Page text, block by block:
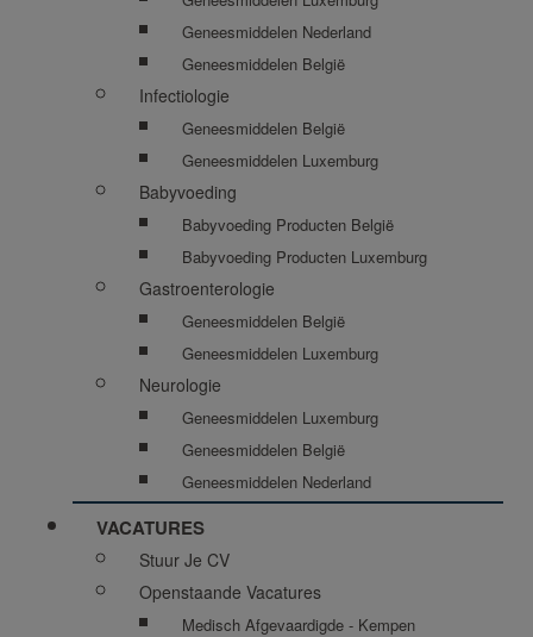
Geneesmiddelen Nederland
Geneesmiddelen België
Infectiologie
Geneesmiddelen België
Geneesmiddelen Luxemburg
Babyvoeding
Babyvoeding Producten België
Babyvoeding Producten Luxemburg
Gastroenterologie
Geneesmiddelen België
Geneesmiddelen Luxemburg
Neurologie
Geneesmiddelen Luxemburg
Geneesmiddelen België
Geneesmiddelen Nederland
VACATURES
Stuur Je CV
Openstaande Vacatures
Medisch Afgevaardigde - Kempen